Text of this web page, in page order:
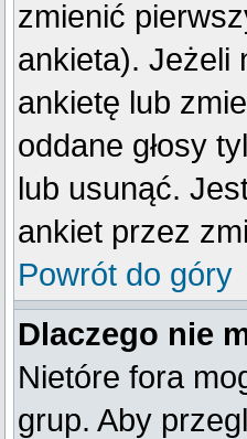
zmienić
ankieta). Jeżeli
ankietę lub
oddane głosy
lub usunąć.
ankiet przez
Powrót do góry
Dlaczego nie
Nietóre fora
grup. Aby